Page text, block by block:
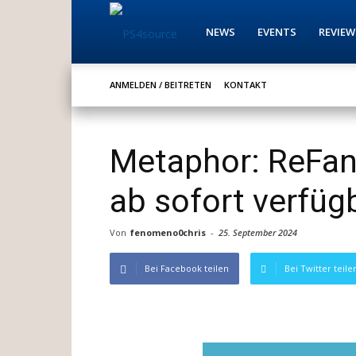
PS4source
NEWS EVENTS
ANMELDEN / BEITRETEN KONTAKT
Metaphor:
ab sofort
Von fenomeno0chris - 25. September 2024
Bei Facebook teilen Bei Twitter